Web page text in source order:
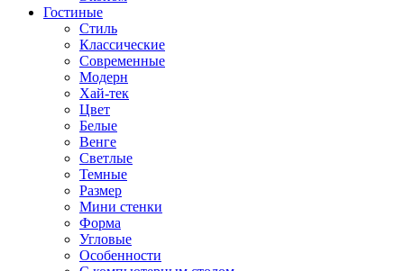
Гостиные
Стиль
Классические
Современные
Модерн
Хай-тек
Цвет
Белые
Венге
Светлые
Темные
Размер
Мини стенки
Форма
Угловые
Особенности